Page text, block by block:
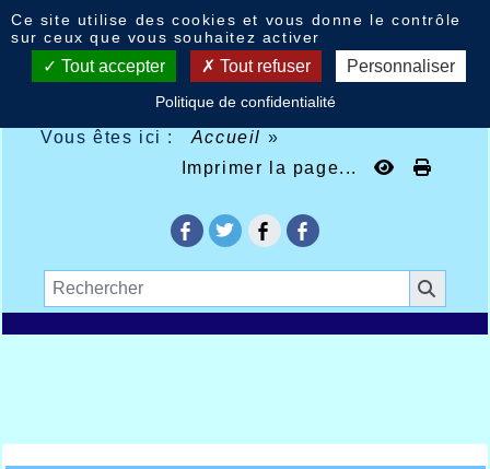
Vous êtes ici : Accueil »
Imprimer la page...
Ce site utilise des cookies et vous donne le contrôle
sur ceux que vous souhaitez activer
Tout accepter Tout refuser Personnaliser
Politique de confidentialité